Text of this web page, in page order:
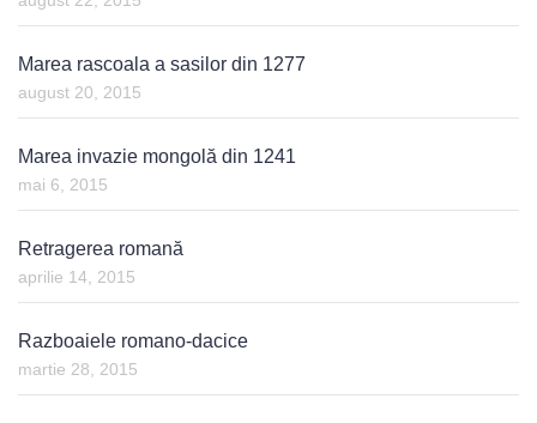
Marea rascoala a sasilor din 1277
august 20, 2015
Marea invazie mongolă din 1241
mai 6, 2015
Retragerea romană
aprilie 14, 2015
Razboaiele romano-dacice
martie 28, 2015